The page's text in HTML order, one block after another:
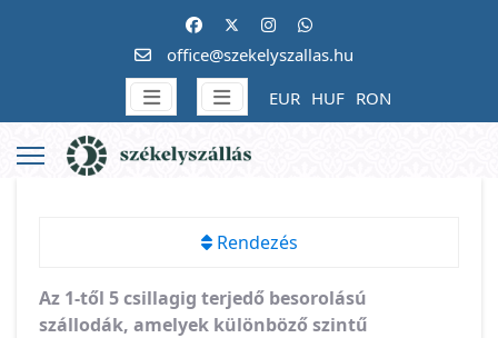
office@szekelyszallas.hu
EUR HUF RON
Rendezés
Az 1-től 5 csillagig terjedő besorolású
szállodák, amelyek különböző szintű